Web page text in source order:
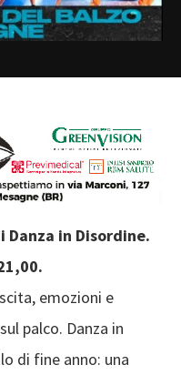
Danza in Disordine.
emozioni e
palco. Danza in
di fine anno: una